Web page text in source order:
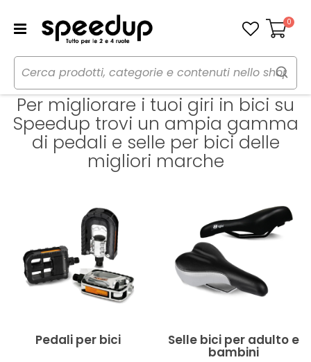
Carrello
0
Home Pedali e selle
Per migliorare i tuoi giri in bici su
Speedup trovi un ampia gamma
di pedali e selle per bici delle
migliori marche
Pedali per bici Selle bici per adulto e
bambini